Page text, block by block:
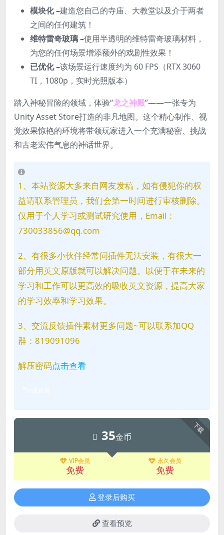
模块化 –建造您自己的寺庙、大教堂以及介于两者
之间的任何建筑！
维特雷奇玻璃 –使用半透明的维特雷奇玻璃材料，
为您的任何场景增添额外的戏剧性效果！
已优化 –该场景运行速度约为 60 FPS（RTX 3060
TI，1080p，实时光照版本）
踏入神秘冒险的领域，体验“龙之神殿”——一张专为
Unity Asset Store打造的非凡地图。这个精心制作、视
觉效果惊艳的环境将带领玩家进入一个充满秘密、挑战
和古老宏伟气息的神话世界。
1、本站资源大多来自网友发稿，如有侵犯你的权
益请联系管理员，我们会第一时间进行审核删除。
仅用于个人学习或测试研究使用，Email：
730033856@qq.com
2、有很多小伙伴经常问插件无法安装，有很大一
部分用英文原版就可以解决问题。以便于在未来的
学习和工作可以更高效的吸收英文资源，提高大家
的学习效率和学习效果。
3、交流反馈插件素材更多问题~可以联系加QQ
群：819091096
解压密码点击查看
下载
35金币
VIP会员
免费
永久会员
免费
登录后购买
查看预览